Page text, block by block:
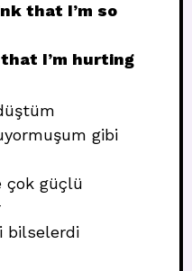
that I’m so
I’m hurting
gibi
çok güçlü
bilselerdi